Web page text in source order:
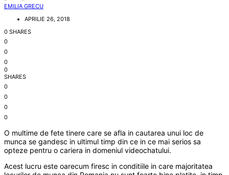
EMILIA GRECU
APRILIE 26, 2018
0 SHARES
0
0
0
0
SHARES
0
0
0
0
O multime de fete tinere care se afla in cautarea unui loc de
munca se gandesc in ultimul timp din ce in ce mai serios sa
opteze pentru o cariera in domeniul videochatului.
Acest lucru este oarecum firesc in conditiile in care majoritatea